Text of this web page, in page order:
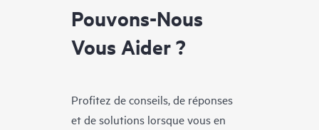
Pouvons-Nous
Vous Aider ?
Profitez de conseils, de réponses
et de solutions lorsque vous en